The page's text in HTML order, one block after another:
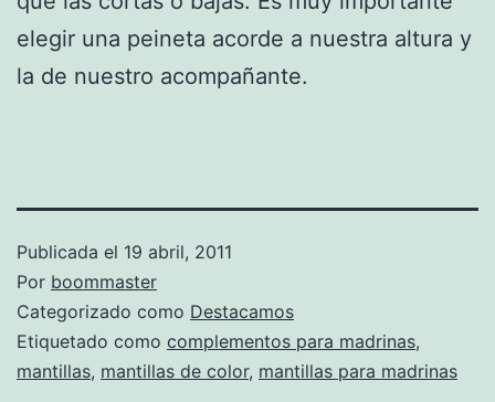
elegir una peineta acorde a nuestra altura y
la de nuestro acompañante.
Publicada el 19 abril, 2011
Por boommaster
Categorizado como Destacamos
Etiquetado como complementos para madrinas,
mantillas, mantillas de color, mantillas para madrinas